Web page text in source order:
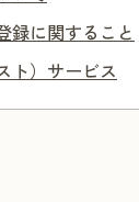
録に関すること
ト）サービス